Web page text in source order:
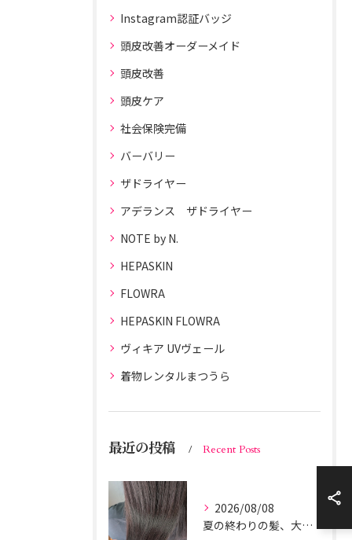
Instagram認証バッジ
頭皮改善オーダーメイド
頭皮改善
頭皮ケア
社会保険完備
バーバリー
ザドライヤー
アデランス ザドライヤー
NOTE by N.
HEPASKIN
FLOWRA
HEPASKIN FLOWRA
ヴィキア UVヴェール
着物レンタルまつうら
最近の投稿 Recent Posts
2026/08/08
夏の終わりの髪、大丈夫？